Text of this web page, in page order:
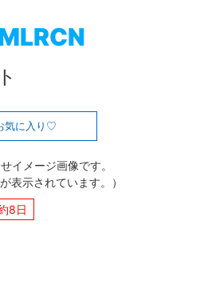
気に入り
イメージ画像です。
表示されています。）
8日